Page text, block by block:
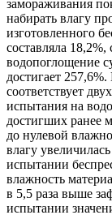
замораживания
набирать влагу
изготовленного
составляла
водопоглощение
достигает
соответствует
испытания на
достигших ранее
до нулевой
влагу
испытании
влажность
в 5,5 раза выше
испытании